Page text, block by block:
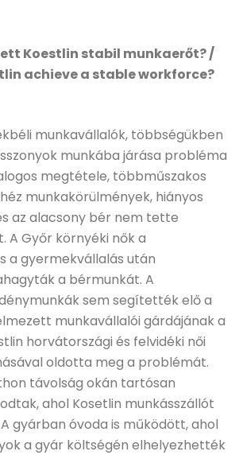
Koestlin stabil munkaerőt? /
achieve a stable workforce?
munkavállalók, többségükben
munkába járása probléma
megtétele, többműszakos
munkakörülmények, hiányos
az alacsony bér nem tette
A Győr környéki nők a
a gyermekvállalás után
a bérmunkát. A
sem segítették elő a
munkavállalói gárdájának a
horvátországi és felvidéki női
oldotta meg a problémát.
távolság okán tartósan
ahol Kosetlin munkásszállót
gyárban óvoda is működött, ahol
a gyár költségén elhelyezhették